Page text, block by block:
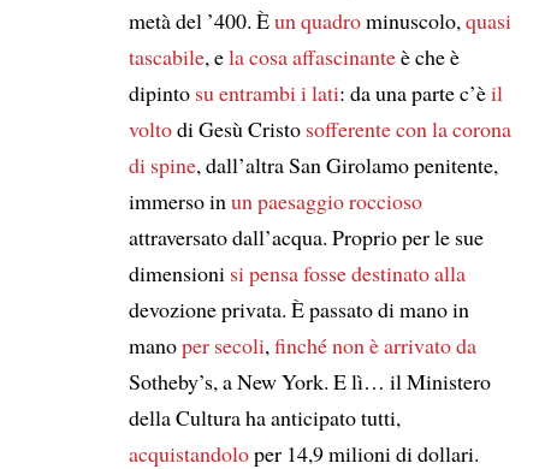
metà del ’400. Èun quadrominuscolo, quasi
tascabile, ela cosa affascinanteè che è
dipinto su entrambi i lati: da una parte c’èil
voltodi Gesù Cristo sofferentecon la corona
di spine, dall’altra San Girolamo penitente,
immerso in un paesaggio roccioso
attraversato dall’acqua. Proprio per le sue
dimensioni si pensa fosse destinato alla
devozione privata. È passato di mano in
manoper secoli, finché non è arrivato da
Sotheby’s, a New York. E lì… il Ministero
della Cultura ha anticipato tutti,
acquistandoloper 14,9 milioni di dollari.